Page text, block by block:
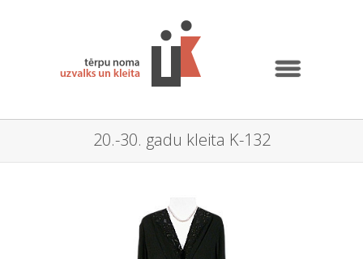
20.-30. gadu kleita K-132